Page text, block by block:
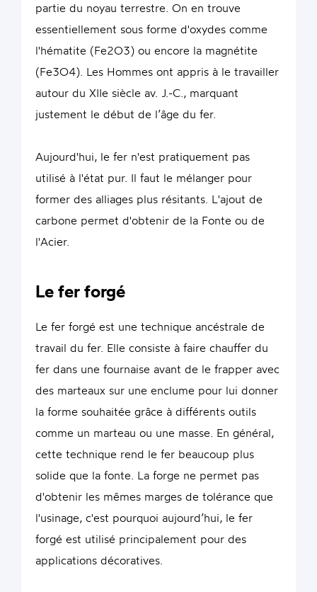
partie du noyau terrestre. On en trouve
essentiellement sous forme d'oxydes comme
l'hématite (Fe2O3) ou encore la magnétite
(Fe3O4). Les Hommes ont appris à le travailler
autour du XIIe siècle av. J.-C., marquant
justement le début de l’âge du fer.
Aujourd'hui, le fer n'est pratiquement pas
utilisé à l'état pur. Il faut le mélanger pour
former des alliages plus résitants. L'ajout de
carbone permet d'obtenir de la Fonte ou de
l'Acier.
Le fer forgé
Le fer forgé est une technique ancéstrale de
travail du fer. Elle consiste à faire chauffer du
fer dans une fournaise avant de le frapper avec
des marteaux sur une enclume pour lui donner
la forme souhaitée grâce à différents outils
comme un marteau ou une masse. En général,
cette technique rend le fer beaucoup plus
solide que la fonte. La forge ne permet pas
d'obtenir les mêmes marges de tolérance que
l'usinage, c'est pourquoi aujourd’hui, le fer
forgé est utilisé principalement pour des
applications décoratives.